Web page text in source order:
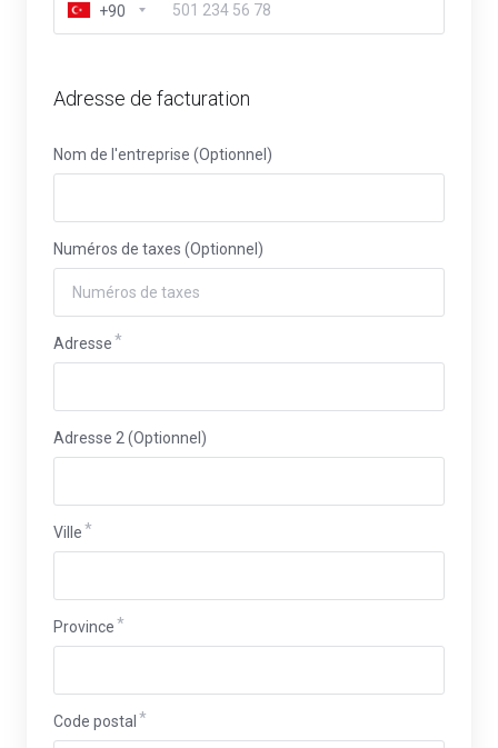
+90
Adresse de facturation
Nom de l'entreprise (Optionnel)
Numéros de taxes (Optionnel)
Adresse
Adresse 2 (Optionnel)
Ville
Province
Code postal